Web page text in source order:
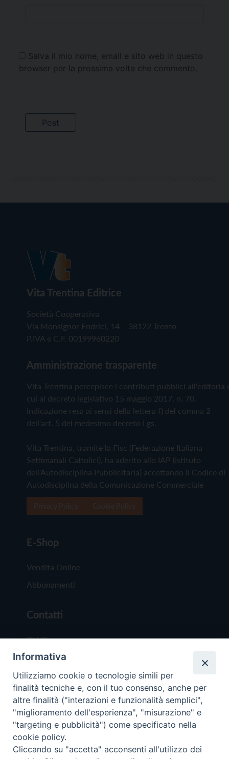
Salva il mio nome, email e sito web in questo
browser per la prossima volta che commento.
Vita Trentina Editrice
Società Cooperativa
Via Monsignor Endrici, 14 – 38122 Trento
P.IVA e C.F. 00199960220
Amministrazione trasparente
Vita Trentina percepisce i contributi pubblici all'editoria
cui al decreto legislativo 15 maggio 2017, n. 70.
Indicazione resa ai sensi della lettera f) del comma 2
dell'art. 5 del medesimo decreto Lgs.
Vita Trentina, tramite la Fisc (Federazione Italiana
Settimanali Cattolici), ha aderito allo IAP (Istituto
dell'Autodisciplina Pubblicitaria) accettando il Codice di
Autodisciplina della Comunicazione Commerciale
E-Shop
Vendita Online
Abbonamenti
Contatti
Chi Siamo
Redazione
Scrivici
Copyright © 2019 - Tutti i diritti riservati - Vita
Trentina Editrice
Informativa
Utilizziamo cookie o tecnologie simili per
finalità tecniche e, con il tuo consenso, anche per
altre finalità ("interazioni e funzionalità semplici",
"miglioramento dell'esperienza", "misurazione" e
"targeting e pubblicità") come specificato nella
cookie policy.
Cliccando su "accetta" acconsenti all'utilizzo dei